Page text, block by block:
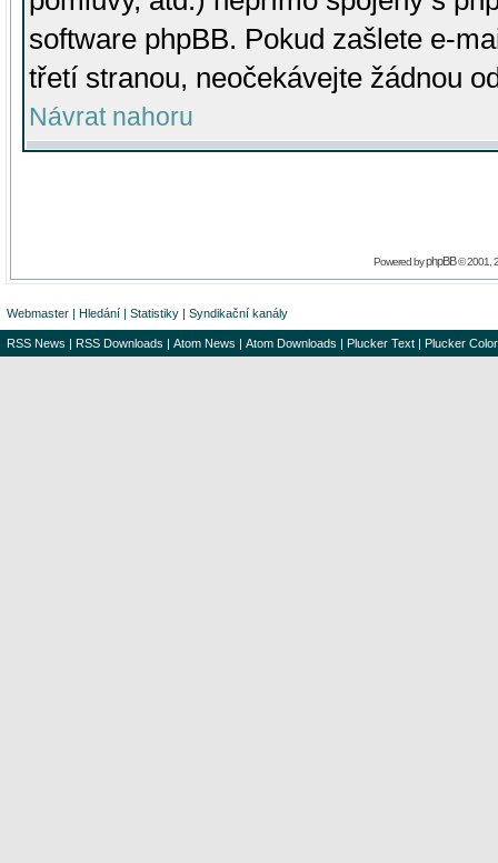
software phpBB. Pokud zašlete e-
třetí stranou, neočekávejte žádnou
Návrat nahoru
Powered byphpBB© 2001,
Webmaster | Hledání | Statistiky | Syndikační kanály
RSS News | RSS Downloads | Atom News | Atom Downloads | Plucker Text | Plucker Color